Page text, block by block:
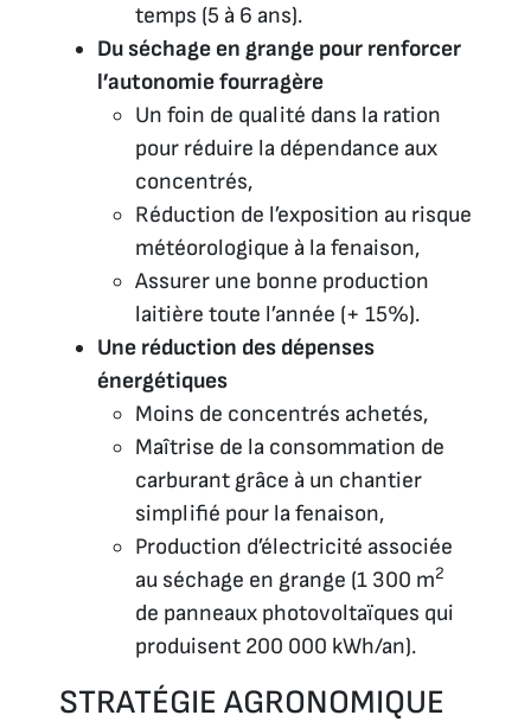
temps (5 à 6 ans).
Du séchage en grange pour renforcer
l’autonomie fourragère
Un foin de qualité dans la ration
pour réduire la dépendance aux
concentrés,
Réduction de l’exposition au risque
météorologique à la fenaison,
Assurer une bonne production
laitière toute l’année (+ 15%).
Une réduction des dépenses
énergétiques
Moins de concentrés achetés,
Maîtrise de la consommation de
carburant grâce à un chantier
simplifié pour la fenaison,
Production d’électricité associée
au séchage en grange (1 300 m2
de panneaux photovoltaïques qui
produisent 200 000 kWh/an).
STRATÉGIE AGRONOMIQUE